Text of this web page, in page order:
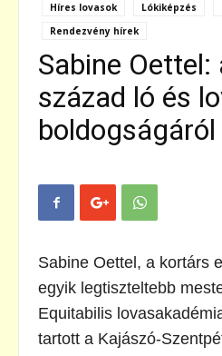
Híres lovasok Lókiképzés
Rendezvény hírek
Sabine Oettel:
század ló és
boldogságáról
Sabine Oettel, a kortárs
egyik legtiszteltebb
Equitabilis
tartott a Kajászó-